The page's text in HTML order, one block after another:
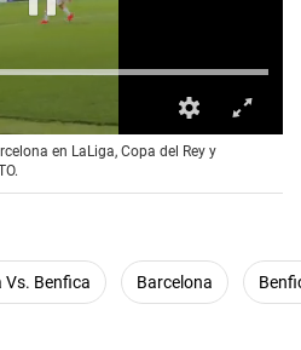
en LaLiga, Copa del Rey y
Vs. Benfica Barcelona